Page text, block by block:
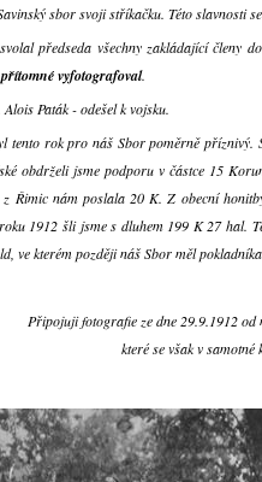
sbor svoji stříkačku. Této slavnosti
předseda všechny zakládající členy
vyfotografoval.
Paták - odešel k vojsku.
tento rok pro náš Sbor poměrně
obdrželi jsme podporu v částce 15
z Řimic nám poslala 20 K. Z obecní
1912 šli jsme s dluhem 199 K 27 hal.
ve kterém později náš Sbor měl
Připojuji fotografie ze dne 29.9.1912
které se však v